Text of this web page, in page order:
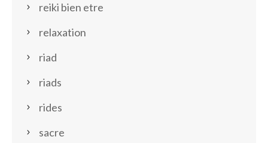
reiki bien etre
relaxation
riad
riads
rides
sacre